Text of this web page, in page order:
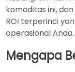
komoditas ini,
ROI terperinci
operasional Anda.
Mengapa